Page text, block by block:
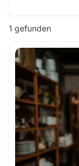
1 gefunden